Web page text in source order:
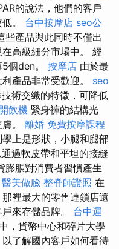
的說法，他們的客戶
。 台中按摩店 seo公
些產品與此同時不僅出
高級細分市場中。 經
個den。 按摩店 由於最
產品非常受歡迎。 seo
術交織的特徵，可降低
開飲機 緊身褲的結構光
。 離婚 免費按摩課程
上是形狀，小腿和腿部
過軟皮帶和平坦的接縫
膨脹對消費者習慣產生
醫美做臉 整脊師證照 在
裡最大的零售連鎖店還
來存儲品牌。 台中運
，貨幣中心和碎片大學
了解國內客戶如何看待